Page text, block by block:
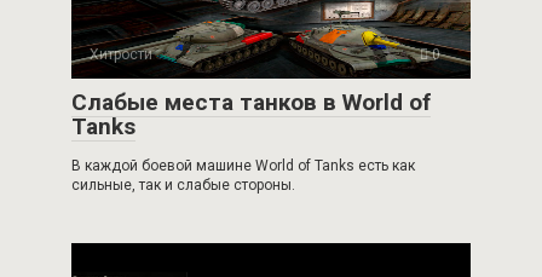
Хитрости 0
Слабые места танков в World of
Tanks
В каждой боевой машине World of Tanks есть как
сильные, так и слабые стороны.